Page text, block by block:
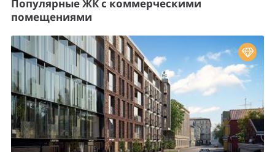
Популярные ЖК с коммерческими
помещениями